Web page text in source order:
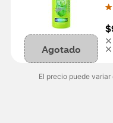
Agotado
El precio puede